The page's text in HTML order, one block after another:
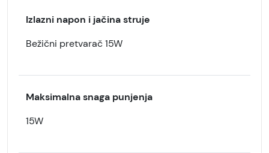
Izlazni napon i jačina struje
Bežični pretvarač 15W
Maksimalna snaga punjenja
15W